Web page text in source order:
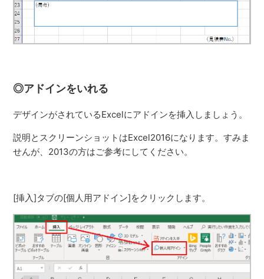
◎アドインをいれる
デザインがされているExcelにアドインを挿入しましょう。
説明とスクリーンショットはExcel2016になります。すみま
せんが、2013の方はご参考にしてください。
[挿入]タブの[個人用アドイン]をクリックします。